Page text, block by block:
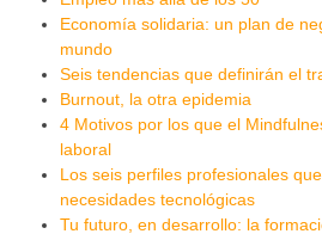
Economía solidaria: un plan de
mundo
Seis tendencias que definirán el
Burnout, la otra epidemia
4 Motivos por los que el
laboral
Los seis perfiles profesionales
necesidades tecnológicas
Tu futuro, en desarrollo: la